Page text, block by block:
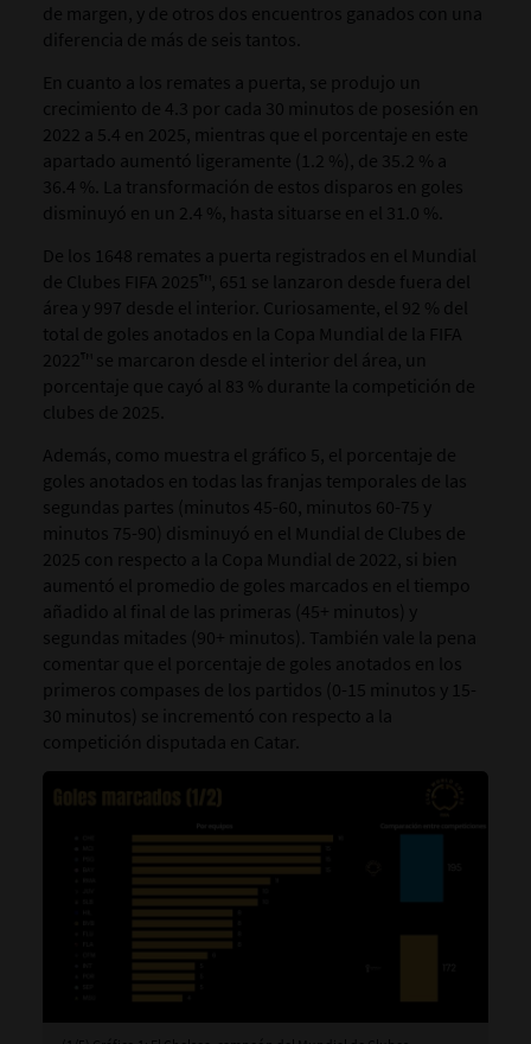
de margen, y de otros dos encuentros ganados con una
diferencia de más de seis tantos.
En cuanto a los remates a puerta, se produjo un
crecimiento de 4.3 por cada 30 minutos de posesión en
2022 a 5.4 en 2025, mientras que el porcentaje en este
apartado aumentó ligeramente (1.2 %), de 35.2 % a
36.4 %. La transformación de estos disparos en goles
disminuyó en un 2.4 %, hasta situarse en el 31.0 %.
De los 1648 remates a puerta registrados en el Mundial
de Clubes FIFA 2025™, 651 se lanzaron desde fuera del
área y 997 desde el interior. Curiosamente, el 92 % del
total de goles anotados en la Copa Mundial de la FIFA
2022™ se marcaron desde el interior del área, un
porcentaje que cayó al 83 % durante la competición de
clubes de 2025.
Además, como muestra el gráfico 5, el porcentaje de
goles anotados en todas las franjas temporales de las
segundas partes (minutos 45-60, minutos 60-75 y
minutos 75-90) disminuyó en el Mundial de Clubes de
2025 con respecto a la Copa Mundial de 2022, si bien
aumentó el promedio de goles marcados en el tiempo
añadido al final de las primeras (45+ minutos) y
segundas mitades (90+ minutos). También vale la pena
comentar que el porcentaje de goles anotados en los
primeros compases de los partidos (0-15 minutos y 15-
30 minutos) se incrementó con respecto a la
competición disputada en Catar.